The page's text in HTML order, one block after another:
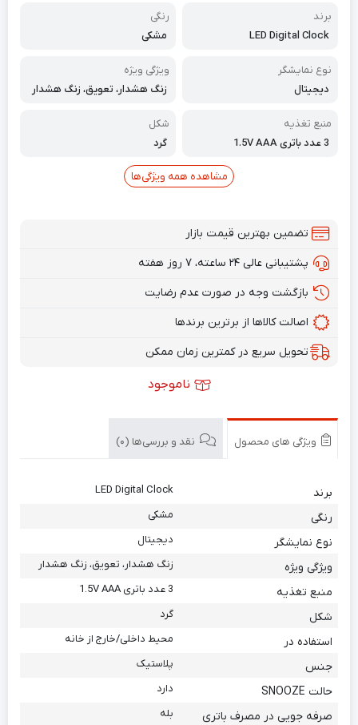
برند
LED Digital Clock
رنگی
مشکی
نوع نمایشگر
دیجیتال
ویژگی ویژه
زنگ هشدار، تعویق، زنگ هشدار
منبع تغذیه
3 عدد باتری 1.5V AAA
شکل
گرد
مشاهده همه ویژگی‌ها
تضمین بهترین قیمت بازار
پشتیبانی عالی ۲۴ ساعته، ۷ روز هفته
بازگشت وجه در صورت عدم رضایت
اصالت کالاها از برترین برندها
تحویل سریع در کمترین زمان ممکن
ناموجود
ویژگی های محصول نقد و بررسی‌ها (0)
برند LED Digital Clock
رنگی مشکی
نوع نمایشگر دیجیتال
ویژگی ویژه زنگ هشدار، تعویق، زنگ هشدار
منبع تغذیه 3 عدد باتری 1.5V AAA
شکل گرد
استفاده در محیط داخلی/خارج از خانه
جنس پلاستیک
حالت SNOOZE دارد
صرفه جویی در مصرف باتری بله